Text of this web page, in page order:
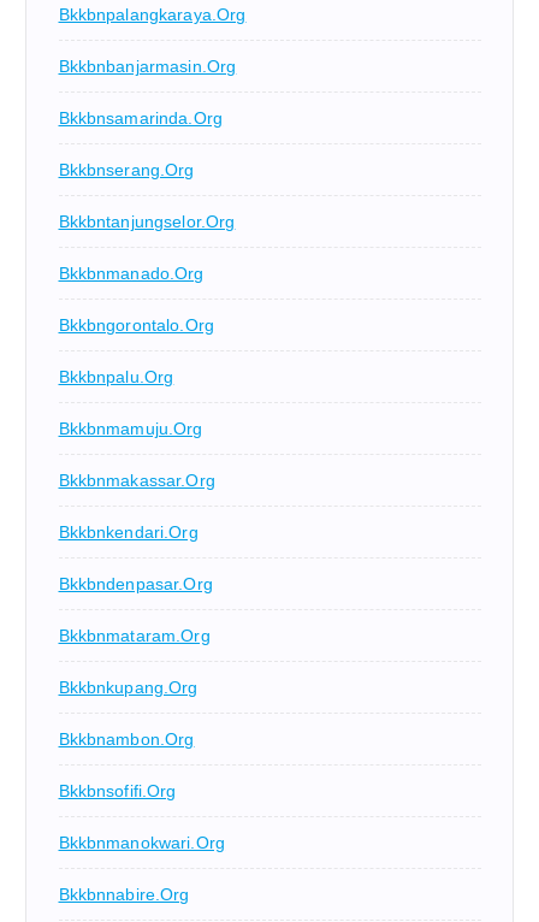
Bkkbnpalangkaraya.org
Bkkbnbanjarmasin.org
Bkkbnsamarinda.org
Bkkbnserang.org
Bkkbntanjungselor.org
Bkkbnmanado.org
Bkkbngorontalo.org
Bkkbnpalu.org
Bkkbnmamuju.org
Bkkbnmakassar.org
Bkkbnkendari.org
Bkkbndenpasar.org
Bkkbnmataram.org
Bkkbnkupang.org
Bkkbnambon.org
Bkkbnsofifi.org
Bkkbnmanokwari.org
Bkkbnnabire.org